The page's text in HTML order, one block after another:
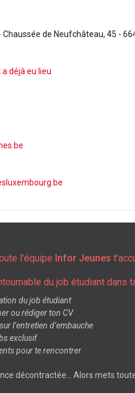
Chaussée de Neufchâteau, 45 -
déjà eu lieu
l'équipe Infor Jeunes
du job étudiant dans
du job étudiant
ou rédiger ton CV
l’entretien d’embauche
exclusif
pour te rencontrer
décontractée… Alors mets